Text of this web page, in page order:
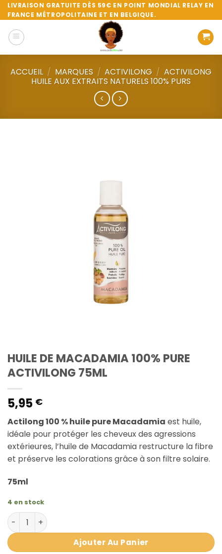
Passer
au
contenu
LIVRAISON GRATUITE DÈS 59€ EN POINT MONDIAL RELAY EN
FRANCE MÉTROPOLITAINE ET EN BELGIQUE.
ACCUEIL / MARQUES / ACTIVILONG / ACTIVILONG
HUILE AUX EXTRAITS NATURELS 100% PURS
HUILE DE MACADAMIA 100% PURE
ACTIVILONG 75ML
5,95 €
Actilong 100 % huile pure Macadamia est huile,
idéale pour protéger les cheveux des agressions
extérieures, l’huile de Macadamia restructure la fibre
et préserve les colorations grâce à son filtre solaire.
75ml
4 en stock
quantité de HUILE DE MACADAMIA 100% PURE
Ajouter Au Panier